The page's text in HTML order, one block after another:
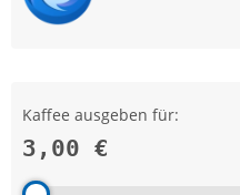
Kaffee ausgeben für:
3,00 €